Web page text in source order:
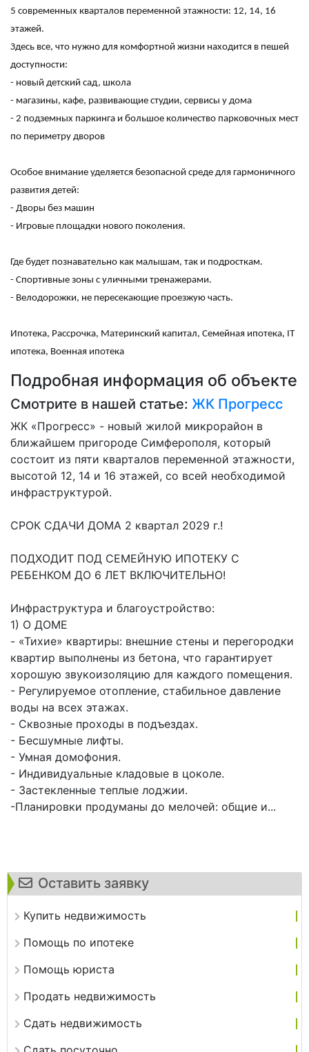
Оставить заявку
Купить недвижимость
Помощь по ипотеке
Помощь юриста
Продать недвижимость
Сдать недвижимость
5 современных кварталов переменной этажности: 12, 14, 16
этажей.
Здесь все, что нужно для комфортной жизни находится в пешей
доступности:
- новый детский сад, школа
- магазины, кафе, развивающие студии, сервисы у дома
- 2 подземных паркинга и большое количество парковочных мест
по периметру дворов
Особое внимание уделяется безопасной среде для гармоничного
развития детей:
- Дворы без машин
- Игровые площадки нового поколения.
Где будет познавательно как малышам, так и подросткам.
- Спортивные зоны с уличными тренажерами.
- Велодорожки, не пересекающие проезжую часть.
Ипотека, Рассрочка, Материнский капитал, Семейная ипотека, IT
ипотека, Военная ипотека
Подробная информация об объекте
Смотрите в нашей статье: ЖК Прогресс
ЖК «Прогресс» - новый жилой микрорайон в
ближайшем пригороде Симферополя, который
состоит из пяти кварталов переменной этажности,
высотой 12, 14 и 16 этажей, со всей необходимой
инфраструктурой.
СРОК СДАЧИ ДОМА 2 квартал 2029 г.!
ПОДХОДИТ ПОД СЕМЕЙНУЮ ИПОТЕКУ С
РЕБЕНКОМ ДО 6 ЛЕТ ВКЛЮЧИТЕЛЬНО!
Инфраструктура и благоустройство:
1) О ДОМЕ
- «Тихие» квартиры: внешние стены и перегородки
квартир выполнены из бетона, что гарантирует
хорошую звукоизоляцию для каждого помещения.
- Регулируемое отопление, стабильное давление
воды на всех этажах.
- Сквозные проходы в подъездах.
- Бесшумные лифты.
- Умная домофония.
- Индивидуальные кладовые в цоколе.
- Застекленные теплые лоджии.
-Планировки продуманы до мелочей: общие и...